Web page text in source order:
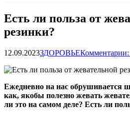
Есть ли польза от
резинки?
12.09.2023ЗДОРОВЬЕ
Ежедневно на нас обрушивается
как, якобы полезно жевать
ли это на самом деле? Есть ли